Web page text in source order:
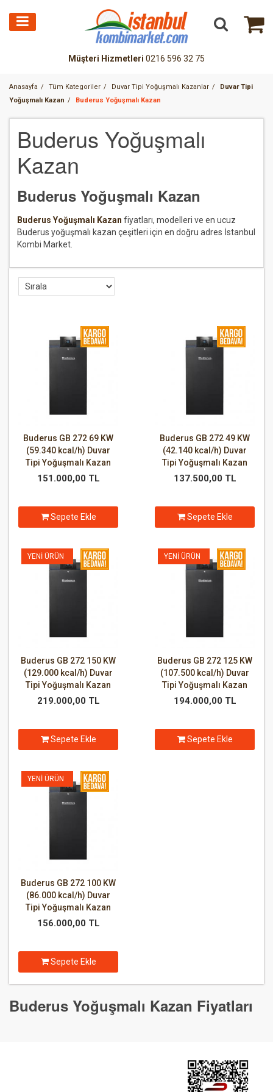
Müşteri Hizmetleri 0216 596 32 75
Anasayfa Tüm Kategoriler Duvar Tipi Yoğuşmalı Kazanlar
Duvar Tipi
Yoğuşmalı Kazan
Buderus Yoğuşmalı Kazan
Buderus Yoğuşmalı
Kazan
Buderus Yoğuşmalı Kazan
Buderus Yoğuşmalı Kazan fiyatları, modelleri ve en ucuz
Buderus yoğuşmalı kazan çeşitleri için en doğru adres İstanbul
Kombi Market.
Buderus GB 272 69 KW
(59.340 kcal/h) Duvar
Tipi Yoğuşmalı Kazan
151.000,00 TL
Sepete Ekle
Buderus GB 272 49 KW
(42.140 kcal/h) Duvar
Tipi Yoğuşmalı Kazan
137.500,00 TL
Sepete Ekle
Buderus GB 272 150 KW
(129.000 kcal/h) Duvar
Tipi Yoğuşmalı Kazan
YENI ÜRÜN
219.000,00 TL
Sepete Ekle
Buderus GB 272 125 KW
(107.500 kcal/h) Duvar
Tipi Yoğuşmalı Kazan
YENI ÜRÜN
194.000,00 TL
Sepete Ekle
Buderus GB 272 100 KW
(86.000 kcal/h) Duvar
Tipi Yoğuşmalı Kazan
YENI ÜRÜN
156.000,00 TL
Sepete Ekle
Buderus Yoğuşmalı Kazan Fiyatları